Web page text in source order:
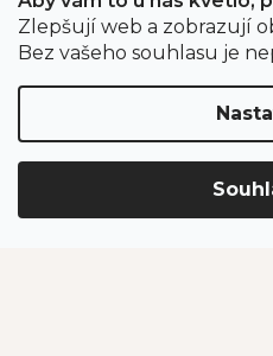
Zlepšují web a zobrazují
Bez vašeho souhlasu je
Odběr newsletteru
PŘIHLÁSIT SE